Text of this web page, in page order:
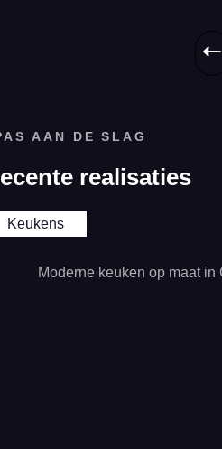
AAN DE SLAG
realisaties
Keukens